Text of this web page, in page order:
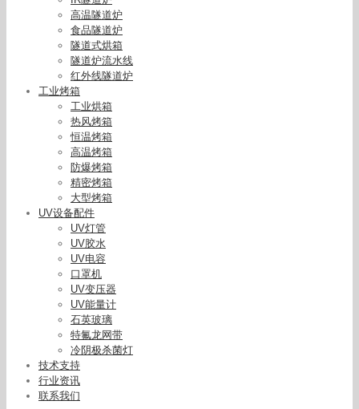
高温隧道炉
食品隧道炉
隧道式烘箱
隧道炉流水线
红外线隧道炉
工业烤箱
工业烘箱
热风烤箱
恒温烤箱
高温烤箱
防爆烤箱
精密烤箱
大型烤箱
UV设备配件
UV灯管
UV胶水
UV电容
口罩机
UV变压器
UV能量计
石英玻璃
特氟龙网带
冷阴极杀菌灯
技术支持
行业资讯
联系我们
现货隧道炉_流水线uv胶光固化机uv365纳米紫外线